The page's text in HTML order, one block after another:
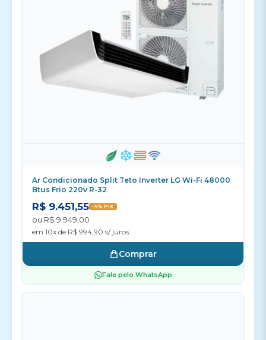
Ar Condicionado Split Teto Inverter LG Wi-Fi 48000
Btus Frio 220v R-32
R$ 9.451,55 -5% PIX
ou R$ 9.949,00
em 10x de R$ 994,90 s/ juros
Comprar
Fale pelo WhatsApp